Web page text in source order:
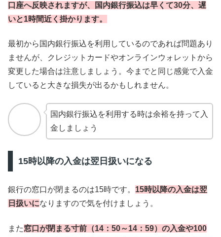
口座へ反映されますが、国内銀行振込は早くて30分、遅
いと1時間近く掛かります。
最初から国内銀行振込を利用しているのであれば問題あり
ませんが、クレジットカードやオンラインウォレットから
変更した場合は注意しましょう。今までと同じ感覚で入金
していると大きな損失が出るかもしれません。
国内銀行振込を利用する時は余裕を持って入
金しましょう
15時以降の入金は翌日扱いになる
銀行の窓口が閉まるのは15時です。 15時以降の入金は翌
日扱いになりますので気を付けましょう。
また窓口が閉まる寸前（14：50～14：59）の入金や100